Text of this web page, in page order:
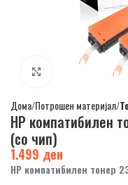
Click to enlarge
Дома Потрошен материјал
HP компатибилен
(со чип)
1.499 ден
HP компатибилен тонер